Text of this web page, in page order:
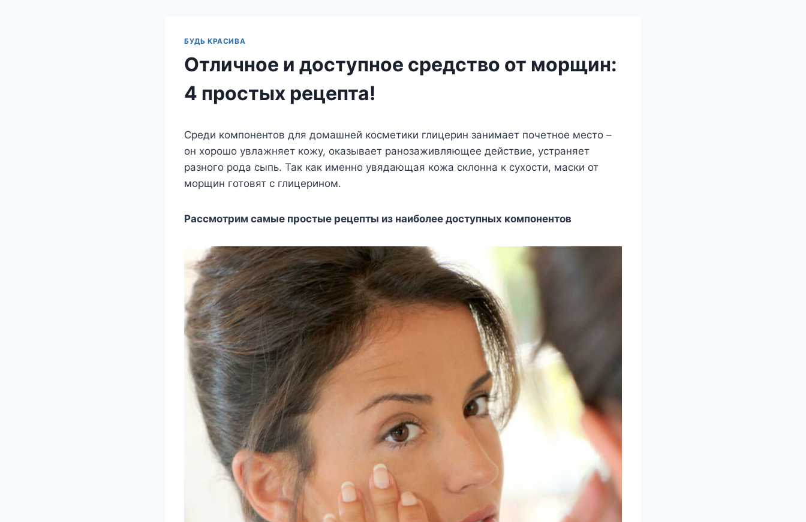
БУДЬ КРАСИВА
Отличное и доступное средство от морщин:
4 простых рецепта!
Среди компонентов для домашней косметики глицерин занимает почетное место –
он хорошо увлажняет кожу, оказывает ранозаживляющее действие, устраняет
разного рода сыпь. Так как именно увядающая кожа склонна к сухости, маски от
морщин готовят с глицерином.
Рассмотрим самые простые рецепты из наиболее доступных компонентов